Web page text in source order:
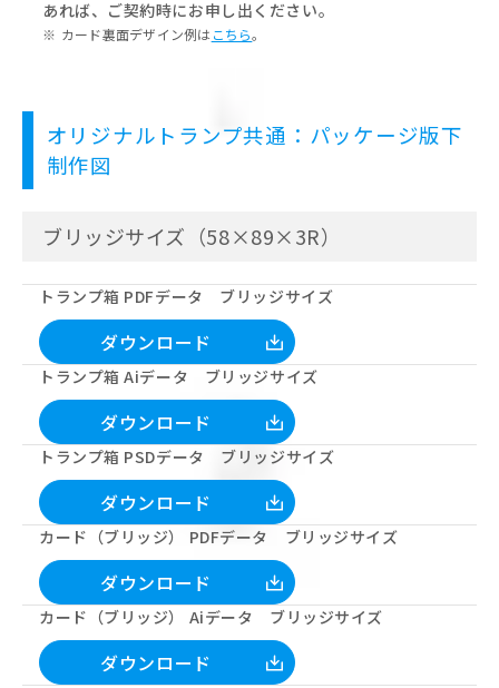
あれば、ご契約時にお申し出ください。
カード裏面デザイン例は こちら。
オリジナルトランプ共通：パッケージ版下
制作図
ブリッジサイズ（58×89×3R）
トランプ箱 PDFデータ ブリッジサイズ
ダウンロード
トランプ箱 Aiデータ ブリッジサイズ
ダウンロード
トランプ箱 PSDデータ ブリッジサイズ
ダウンロード
カード（ブリッジ） PDFデータ ブリッジサイズ
ダウンロード
カード（ブリッジ） Aiデータ ブリッジサイズ
ダウンロード